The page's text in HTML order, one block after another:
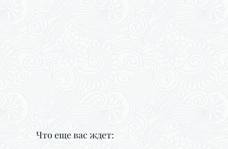
Что еще вас ждет: